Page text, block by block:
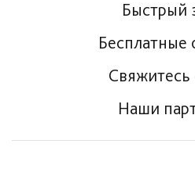
Быстрый
Бесплатные
Свяжитесь
Наши